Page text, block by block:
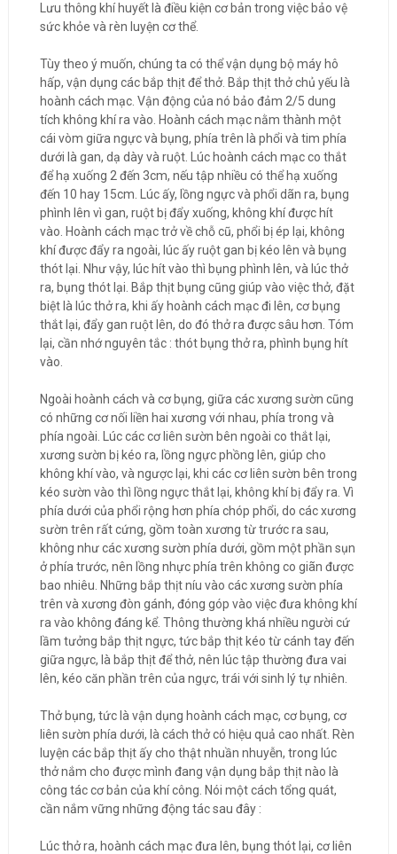
Lưu thông khí huyết là điều kiện cơ bản trong việc bảo vệ
sức khỏe và rèn luyện cơ thể.
Tùy theo ý muốn, chúng ta có thể vận dụng bộ máy hô
hấp, vận dụng các bắp thịt để thở. Bắp thịt thở chủ yếu là
hoành cách mạc. Vận động của nó bảo đảm 2/5 dung
tích không khí ra vào. Hoành cách mạc nằm thành một
cái vòm giữa ngực và bụng, phía trên là phổi và tim phía
dưới là gan, dạ dày và ruột. Lúc hoành cách mạc co thắt
để hạ xuống 2 đến 3cm, nếu tập nhiều có thể hạ xuống
đến 10 hay 15cm. Lúc ấy, lồng ngực và phổi dãn ra, bụng
phình lên vì gan, ruột bị đẩy xuống, không khí được hít
vào. Hoành cách mạc trở về chỗ cũ, phổi bị ép lại, không
khí được đẩy ra ngoài, lúc ấy ruột gan bị kéo lên và bụng
thót lại. Như vậy, lúc hít vào thì bụng phình lên, và lúc thở
ra, bụng thót lại. Bắp thịt bụng cũng giúp vào việc thở, đặt
biệt là lúc thở ra, khi ấy hoành cách mạc đi lên, cơ bụng
thắt lại, đẩy gan ruột lên, do đó thở ra được sâu hơn. Tóm
lại, cần nhớ nguyên tắc : thót bụng thở ra, phình bụng hít
vào.
Ngoài hoành cách và cơ bụng, giữa các xương sườn cũng
có những cơ nối liền hai xương với nhau, phía trong và
phía ngoài. Lúc các cơ liên sườn bên ngoài co thắt lại,
xương sườn bị kéo ra, lồng ngực phồng lên, giúp cho
không khí vào, và ngược lại, khi các cơ liên sườn bên trong
kéo sườn vào thì lồng ngực thắt lại, không khí bị đẩy ra. Vì
phía dưới của phổi rộng hơn phía chóp phổi, do các xương
sườn trên rất cứng, gồm toàn xương từ trước ra sau,
không như các xương sườn phía dưới, gồm một phần sụn
ở phía trước, nên lồng nhực phía trên không co giãn được
bao nhiêu. Những bắp thịt níu vào các xương sườn phía
trên và xương đòn gánh, đóng góp vào việc đưa không khí
ra vào không đáng kể. Thông thường khá nhiều người cứ
lầm tưởng bắp thịt ngực, tức bắp thịt kéo từ cánh tay đến
giữa ngực, là bắp thịt để thở, nên lúc tập thường đưa vai
lên, kéo căn phần trên của ngực, trái với sinh lý tự nhiên.
Thở bụng, tức là vận dụng hoành cách mạc, cơ bụng, cơ
liên sườn phía dưới, là cách thở có hiệu quả cao nhất. Rèn
luyện các bắp thịt ấy cho thật nhuần nhuyễn, trong lúc
thở nắm cho được mình đang vận dụng bắp thịt nào là
công tác cơ bản của khí công. Nói một cách tổng quát,
cần nắm vững những động tác sau đây :
Lúc thở ra, hoành cách mạc đưa lên, bụng thót lại, cơ liên